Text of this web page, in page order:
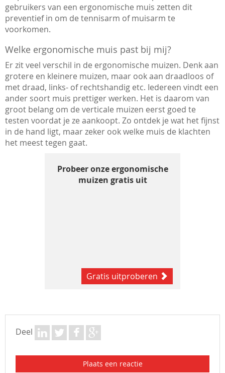
gebruikers van een ergonomische muis zetten dit
preventief in om de tennisarm of muisarm te
voorkomen.
Welke ergonomische muis past bij mij?
Er zit veel verschil in de ergonomische muizen. Denk aan
grotere en kleinere muizen, maar ook aan draadloos of
met draad, links- of rechtshandig etc. Iedereen vindt een
ander soort muis prettiger werken. Het is daarom van
groot belang om de verticale muizen eerst goed te
testen voordat je ze aankoopt. Zo ontdek je wat het fijnst
in de hand ligt, maar zeker ook welke muis de klachten
het meest tegen gaat.
Probeer onze ergonomische
muizen gratis uit
Gratis uitproberen
Deel
Plaats een reactie